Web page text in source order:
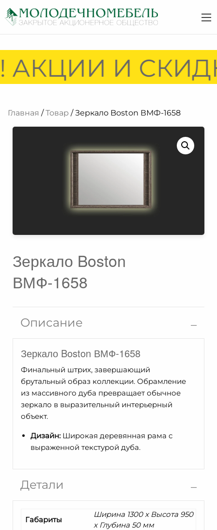
И
Главная /Товар / Зеркало Boston ВМФ-1658
Зеркало Boston
ВМФ-1658
Описание
Зеркало Boston ВМФ-1658
Финальный штрих, завершающий
брутальный образ коллекции. Обрамление
из массивного дуба превращает обычное
зеркало в выразительный интерьерный
объект.
Дизайн: Широкая деревянная рама с
выраженной текстурой дуба.
Детали
Габариты
Ширина 1300 x Высота 950
x Глубина 50 мм